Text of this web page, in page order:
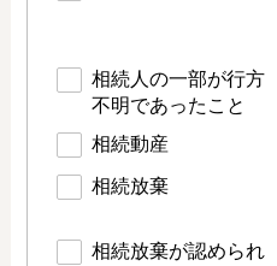
相続人の一部が行方
不明であったこと
相続動産
相続放棄
相続放棄が認められ